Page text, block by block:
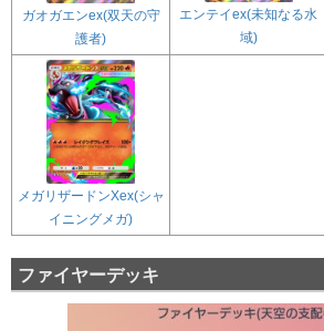
ガオガエンex(双天の守
護者)
エンテイex(未知なる水
域)
メガリザードンXex(シャ
イニングメガ)
ファイヤーデッキ